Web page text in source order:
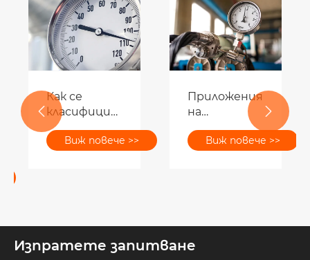
Как се
класифицират
класовете
на точност
Виж повече >>
Приложения
на
манометри
Виж повече >>
 
Изпратете запитване